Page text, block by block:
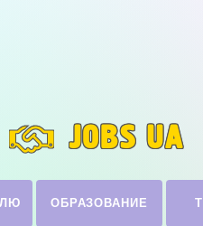
JOBS UA
ОБРАЗОВАНИЕ